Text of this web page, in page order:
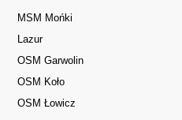
MSM Mońki
Lazur
OSM Garwolin
OSM Koło
OSM Łowicz